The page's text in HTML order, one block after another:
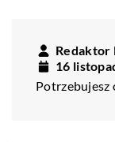
Redaktor
16
Potrzebujesz